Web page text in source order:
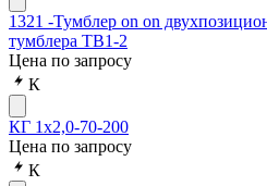
1321 -Тумблер on on
тумблера ТВ1-2
Цена по запросу
К
КГ 1х2,0-70-200
Цена по запросу
К